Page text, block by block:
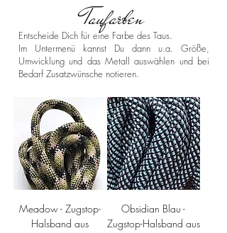
Taufarben
Entscheide Dich für eine Farbe des Taus.
Im Untermenü kannst Du dann u.a. Größe,
Umwicklung und das Metall auswählen und bei
Bedarf Zusatzwünsche notieren.
Meadow - Zugstop-
Halsband aus
Obsidian Blau -
Zugstop-Halsband aus